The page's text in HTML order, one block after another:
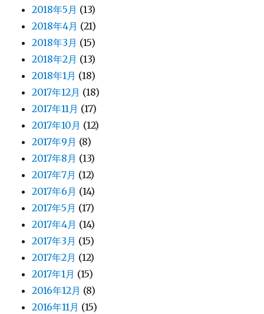
2018年5月 (13)
2018年4月 (21)
2018年3月 (15)
2018年2月 (13)
2018年1月 (18)
2017年12月 (18)
2017年11月 (17)
2017年10月 (12)
2017年9月 (8)
2017年8月 (13)
2017年7月 (12)
2017年6月 (14)
2017年5月 (17)
2017年4月 (14)
2017年3月 (15)
2017年2月 (12)
2017年1月 (15)
2016年12月 (8)
2016年11月 (15)